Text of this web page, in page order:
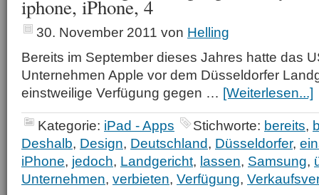
iphone, iPhone, 4
30. November 2011 von Helling
Bereits im September dieses Jahres hatte das
Unternehmen Apple vor dem Düsseldorfer
einstweilige Verfügung gegen … [Weiterlesen...]
Kategorie: iPad - Apps Stichworte: bereits,
Deshalb, Design, Deutschland, Düsseldorfer,
iPhone, jedoch, Landgericht, lassen, Samsung,
Unternehmen, verbieten, Verfügung,